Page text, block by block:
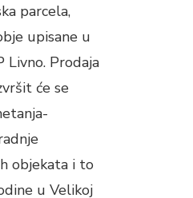
parcela,
upisane u
Livno. Prodaja
će se
objekata i to
u Velikoj